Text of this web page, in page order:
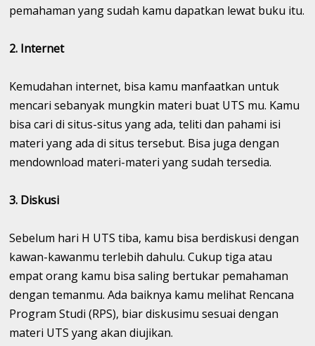
pemahaman yang sudah kamu dapatkan lewat buku itu.
2. Internet
Kemudahan internet, bisa kamu manfaatkan untuk
mencari sebanyak mungkin materi buat UTS mu. Kamu
bisa cari di situs-situs yang ada, teliti dan pahami isi
materi yang ada di situs tersebut. Bisa juga dengan
mendownload materi-materi yang sudah tersedia.
3. Diskusi
Sebelum hari H UTS tiba, kamu bisa berdiskusi dengan
kawan-kawanmu terlebih dahulu. Cukup tiga atau
empat orang kamu bisa saling bertukar pemahaman
dengan temanmu. Ada baiknya kamu melihat Rencana
Program Studi (RPS), biar diskusimu sesuai dengan
materi UTS yang akan diujikan.